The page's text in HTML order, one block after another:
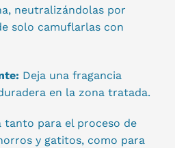
neutralizándolas por
solo camuflarlas con
Deja una fragancia
en la zona tratada.
tanto para el proceso de
y gatitos, como para